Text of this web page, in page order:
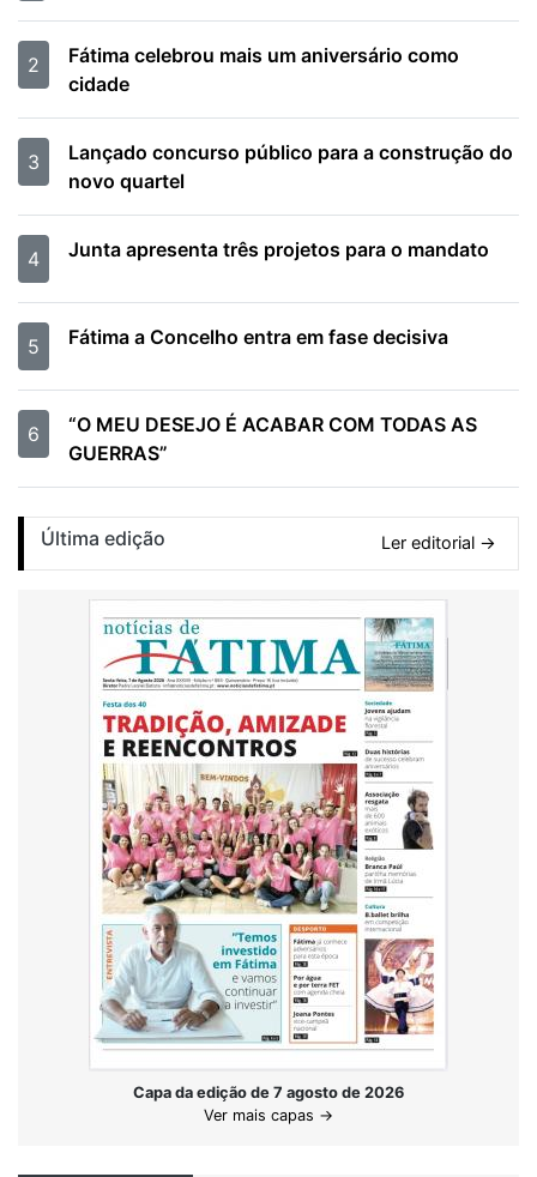
2
Fátima celebrou mais um aniversário como
cidade
3
Lançado concurso público para a construção do
novo quartel
4 Junta apresenta três projetos para o mandato
5 Fátima a Concelho entra em fase decisiva
6
“O MEU DESEJO É ACABAR COM TODAS AS
GUERRAS”
Última edição Ler editorial →
Capa da edição de 7 agosto de 2026
Ver mais capas →